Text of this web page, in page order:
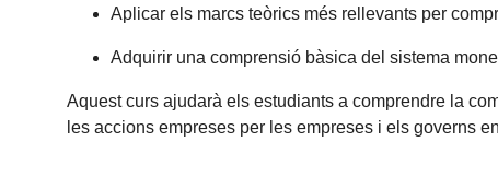
Aplicar els marcs teòrics més rellevants per
Adquirir una comprensió bàsica del sistema
Aquest curs ajudarà els estudiants a comprendre la
les accions empreses per les empreses i els governs